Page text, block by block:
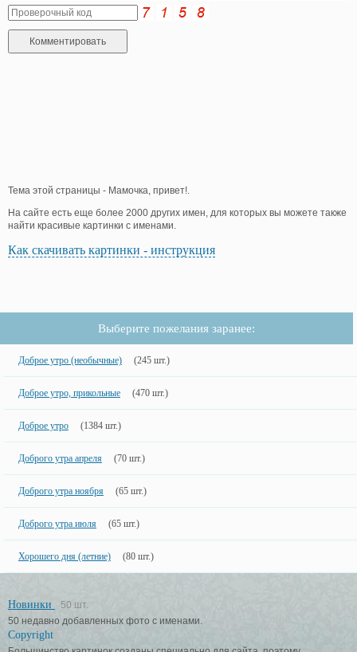
Тема этой страницы - Мамочка, привет!.
На сайте есть еще более 2000 других имен, для которых вы можете также
найти красивые картинки с именами.
Как скачивать картинки - инструкция
Выберите пожелания заранее:
Доброе утро (необычные) (245 шт.)
Доброе утро, прикольные (470 шт.)
Доброе утро (1384 шт.)
Доброго утра апреля (70 шт.)
Доброго утра ноября (65 шт.)
Доброго утра июля (65 шт.)
Хорошего дня (летние) (80 шт.)
Новинки
50 шт.
50 недавно добавленных фото с именами.
Copyright